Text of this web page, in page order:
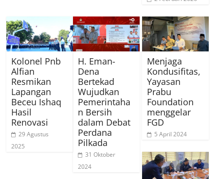
Kolonel Pnb
Alfian
Resmikan
Lapangan
Beceu Ishaq
Hasil
Renovasi
29 Agustus
2025
H. Eman-
Dena
Bertekad
Wujudkan
Pemerintaha
n Bersih
dalam Debat
Perdana
Pilkada
31 Oktober
2024
Menjaga
Kondusifitas,
Yayasan
Prabu
Foundation
menggelar
FGD
5 April 2024